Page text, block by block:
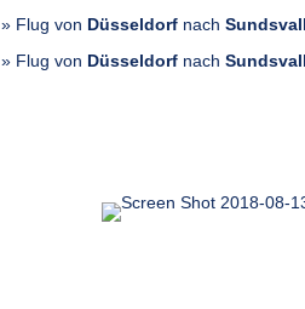
» Flug von Düsseldorfnach Sundsvall
» Flug von Düsseldorfnach Sundsvall